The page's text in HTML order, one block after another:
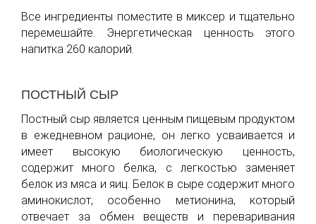
Все ингредиенты поместите в миксер и тщательно
перемешайте. Энергетическая ценность этого
напитка 260 калорий.
ПОСТНЫЙ СЫР
Постный сыр является ценным пищевым продуктом
в ежедневном рационе, он легко усваивается и
имеет высокую биологическую ценность,
содержит много белка, с легкостью заменяет
белок из мяса и яиц. Белок в сыре содержит много
аминокислот, особенно метионина, который
отвечает за обмен веществ и переваривания